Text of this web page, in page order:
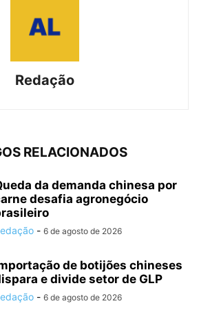
Redação
RELACIONADOS
da demanda chinesa por
desafia agronegócio
- 6 de agosto de 2026
de botijões chineses
e divide setor de GLP
- 6 de agosto de 2026